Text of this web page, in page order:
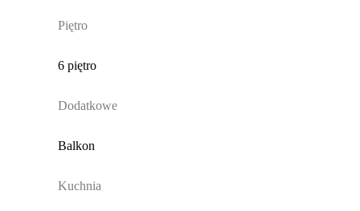
Piętro
6 piętro
Dodatkowe
Balkon
Kuchnia